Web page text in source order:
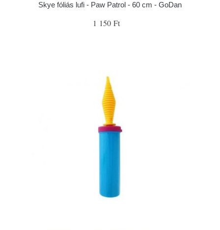
Skye fóliás lufi - Paw Patrol - 60 cm - GoDan
1 150 Ft